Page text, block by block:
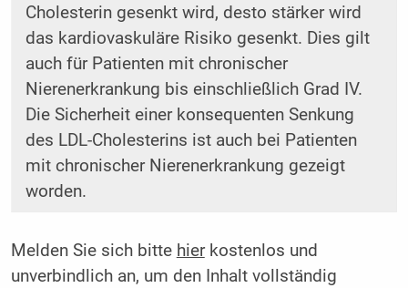
Cholesterin gesenkt wird, desto stärker wird
das kardiovaskuläre Risiko gesenkt. Dies gilt
auch für Patienten mit chronischer
Nierenerkrankung bis einschließlich Grad IV.
Die Sicherheit einer konsequenten Senkung
des LDL-Cholesterins ist auch bei Patienten
mit chronischer Nierenerkrankung gezeigt
worden.
Melden Sie sich bitte hierkostenlos und
unverbindlich an, um den Inhalt vollständig